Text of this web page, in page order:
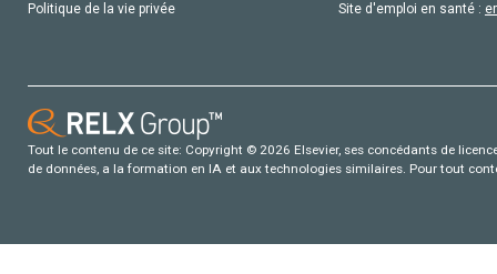
Politique de la vie privée
Site d'emploi en santé :
Tout le contenu de ce site: Copyright © 2026 Elsevier, ses concédants de
de données, a la formation en IA et aux technologies similaires. Pour tout